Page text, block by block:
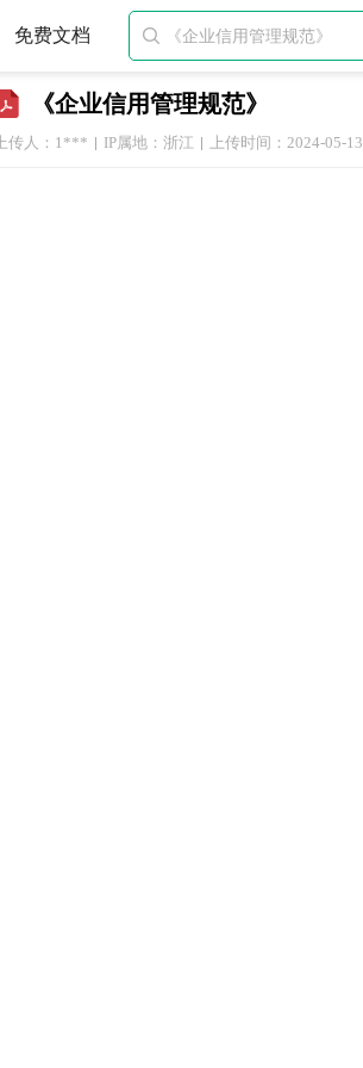
免费文档 
《企业信用管理规范》
上传人：1*** IP属地：浙江 上传时间：2024-05-13